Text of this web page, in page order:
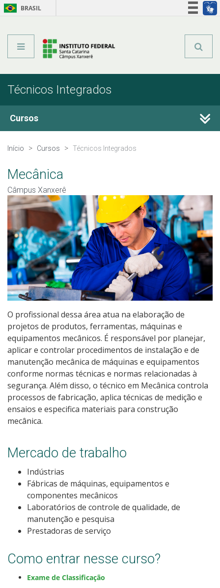
BRASIL
Técnicos Integrados
Cursos
Técnicos Integrados
Qualificação Profissional e Idiomas
Graduação
Especialização
Educação de Jovens e Adultos
Educação a Distância
Todos os cursos
Processo de Inscrição
Resultados
Resultados das Vagas Remanescentes
Como posso estudar no IFSC?
Calendários de inscrições
Cotas
Inscrições e acompanhamento
Orientações para Matrícula
Transferências e Retornos
Início Cursos Técnicos Integrados
Mecânica
Câmpus Xanxerê
O profissional dessa área atua na elaboração de
projetos de produtos, ferramentas, máquinas e
equipamentos mecânicos. É responsável por planejar,
aplicar e controlar procedimentos de instalação e de
manutenção mecânica de máquinas e equipamentos
conforme normas técnicas e normas relacionadas à
segurança. Além disso, o técnico em Mecânica controla
processos de fabricação, aplica técnicas de medição e
ensaios e especifica materiais para construção
mecânica.
Mercado de trabalho
Indústrias
Fábricas de máquinas, equipamentos e
componentes mecânicos
Laboratórios de controle de qualidade, de
manutenção e pesquisa
Prestadoras de serviço
Como entrar nesse curso?
Exame de Classificação